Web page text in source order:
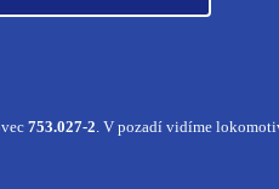
753.027-2. V pozadí vidíme